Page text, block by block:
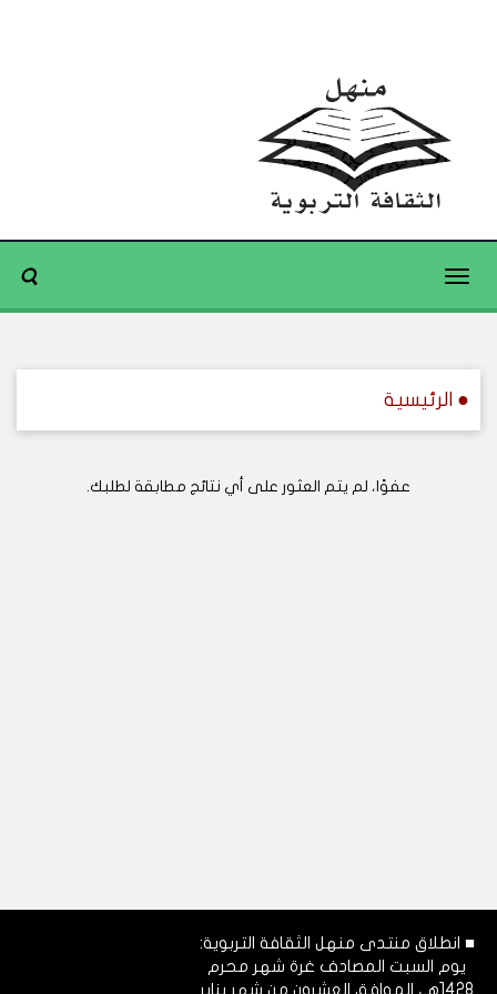
Toggle
● الرئيسية
عفوًا، لم يتم العثور على أي نتائج مطابقة لطلبك.
■ انطلاق منتدى منهل الثقافة التربوية:
يوم السبت المصادف غرة شهر محرم
1428هـ، الموافق العشرون من شهر يناير